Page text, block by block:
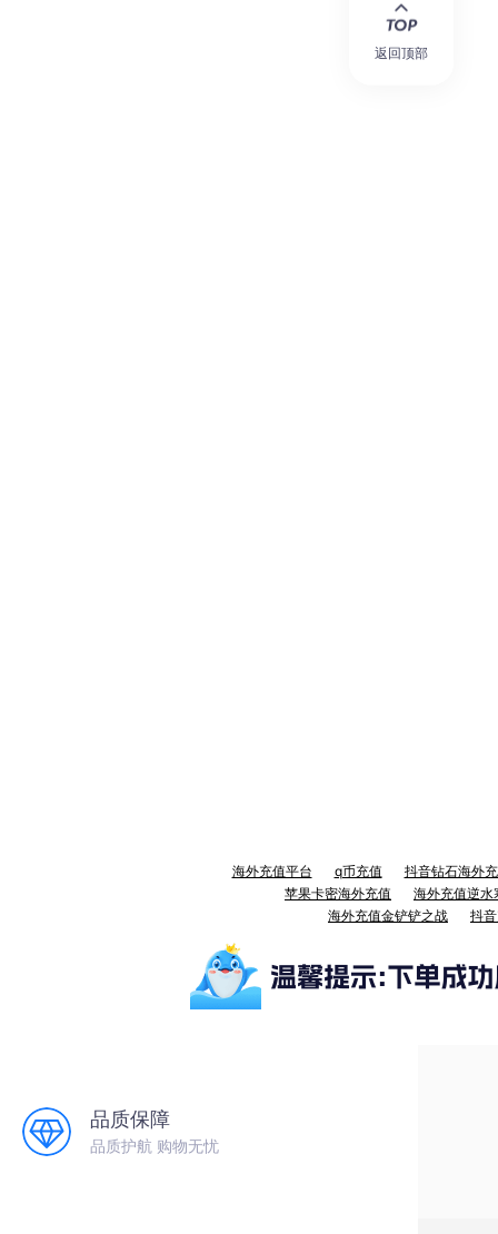
海外充值平台 q币充值
抖音钻石海外
苹果卡密海外充值
海外充值逆水
海外充值金铲铲之战
抖
品质保障
品质护航 购物无忧
返回顶部